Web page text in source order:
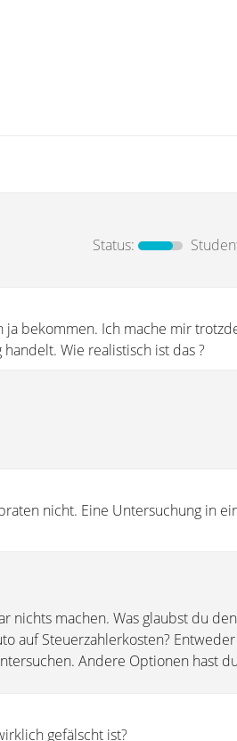
Status:
bekommen. Ich mache mir
Wie realistisch ist das ?
nicht. Eine Untersuchung in
nichts machen. Was glaubst du
auf Steuerzahlerkosten?
Andere Optionen hast
gefälscht ist?